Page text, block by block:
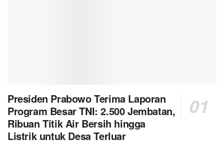
Presiden Prabowo Terima Laporan
Program Besar TNI: 2.500 Jembatan,
Ribuan Titik Air Bersih hingga
Listrik untuk Desa Terluar